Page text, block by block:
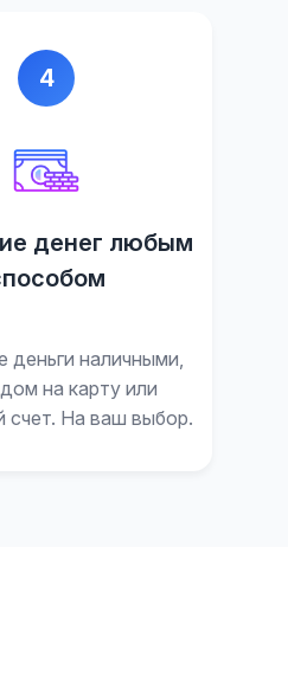
4
денег любым
деньги наличными,
на карту или
счет. На ваш выбор.